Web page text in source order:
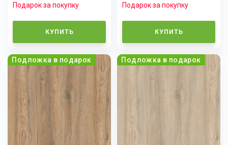
Подарок за покупку
КУПИТЬ
Подарок за покупку
КУПИТЬ
Подложка в подарок Подложка в подарок